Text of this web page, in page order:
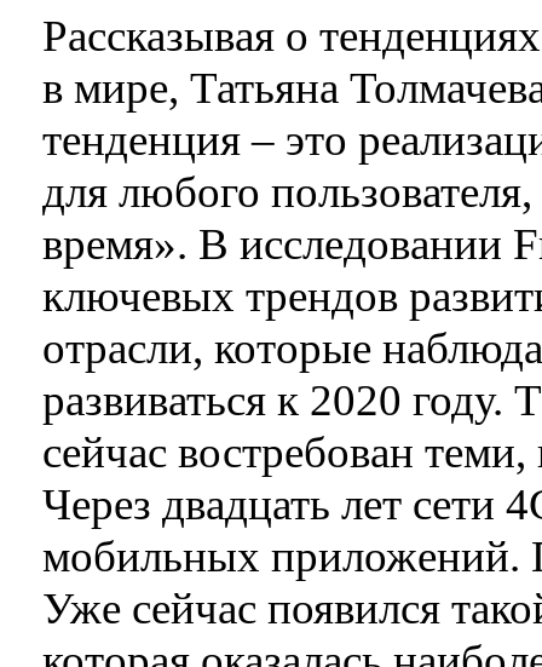
Рассказывая о
в мире, Татьяна
тенденция – это
для любого
время». В исследовании
ключевых трендов
отрасли, которые
развиваться к 2020
сейчас востребован
Через двадцать лет сети
мобильных приложений.
Уже сейчас появился